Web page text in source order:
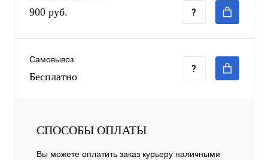
900 руб.
Самовывоз
Бесплатно
СПОСОБЫ ОПЛАТЫ
Вы можете оплатить заказ курьеру наличными